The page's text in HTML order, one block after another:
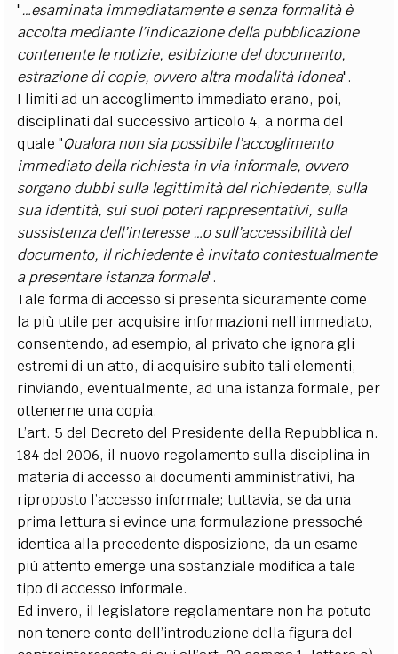
"…esaminata immediatamente e senza formalità è
accolta mediante l’indicazione della pubblicazione
contenente le notizie, esibizione del documento,
estrazione di copie, ovvero altra modalità idonea".
I limiti ad un accoglimento immediato erano, poi,
disciplinati dal successivo articolo 4, a norma del
quale "Qualora non sia possibile l’accoglimento
immediato della richiesta in via informale, ovvero
sorgano dubbi sulla legittimità del richiedente, sulla
sua identità, sui suoi poteri rappresentativi, sulla
sussistenza dell’interesse …o sull’accessibilità del
documento, il richiedente è invitato contestualmente
a presentare istanza formale".
Tale forma di accesso si presenta sicuramente come
la più utile per acquisire informazioni nell’immediato,
consentendo, ad esempio, al privato che ignora gli
estremi di un atto, di acquisire subito tali elementi,
rinviando, eventualmente, ad una istanza formale, per
ottenerne una copia.
L’art. 5 del Decreto del Presidente della Repubblica n.
184 del 2006, il nuovo regolamento sulla disciplina in
materia di accesso ai documenti amministrativi, ha
riproposto l’accesso informale; tuttavia, se da una
prima lettura si evince una formulazione pressoché
identica alla precedente disposizione, da un esame
più attento emerge una sostanziale modifica a tale
tipo di accesso informale.
Ed invero, il legislatore regolamentare non ha potuto
non tenere conto dell’introduzione della figura del